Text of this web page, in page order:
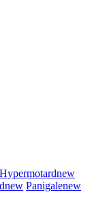
Hypermotardnew
new Panigalenew